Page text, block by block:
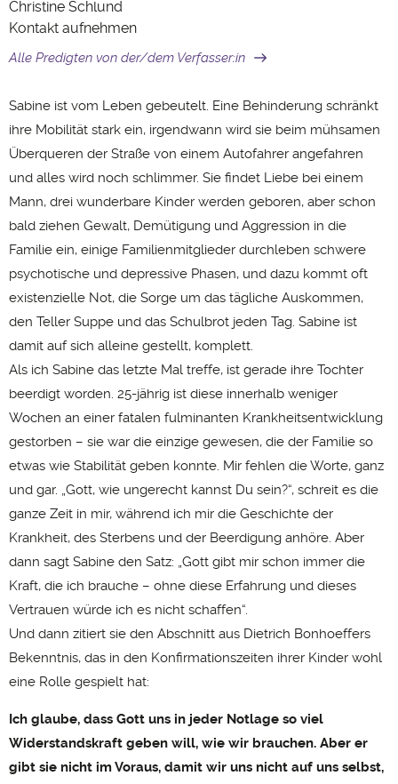
Christine Schlund
Kontakt aufnehmen
Alle Predigten von der/dem Verfasser:in
Sabine ist vom Leben gebeutelt. Eine Behinderung schränkt
ihre Mobilität stark ein, irgendwann wird sie beim mühsamen
Überqueren der Straße von einem Autofahrer angefahren
und alles wird noch schlimmer. Sie findet Liebe bei einem
Mann, drei wunderbare Kinder werden geboren, aber schon
bald ziehen Gewalt, Demütigung und Aggression in die
Familie ein, einige Familienmitglieder durchleben schwere
psychotische und depressive Phasen, und dazu kommt oft
existenzielle Not, die Sorge um das tägliche Auskommen,
den Teller Suppe und das Schulbrot jeden Tag. Sabine ist
damit auf sich alleine gestellt, komplett.
Als ich Sabine das letzte Mal treffe, ist gerade ihre Tochter
beerdigt worden. 25-jährig ist diese innerhalb weniger
Wochen an einer fatalen fulminanten Krankheitsentwicklung
gestorben – sie war die einzige gewesen, die der Familie so
etwas wie Stabilität geben konnte. Mir fehlen die Worte, ganz
und gar. „Gott, wie ungerecht kannst Du sein?“, schreit es die
ganze Zeit in mir, während ich mir die Geschichte der
Krankheit, des Sterbens und der Beerdigung anhöre. Aber
dann sagt Sabine den Satz: „Gott gibt mir schon immer die
Kraft, die ich brauche – ohne diese Erfahrung und dieses
Vertrauen würde ich es nicht schaffen“.
Und dann zitiert sie den Abschnitt aus Dietrich Bonhoeffers
Bekenntnis, das in den Konfirmationszeiten ihrer Kinder wohl
eine Rolle gespielt hat:
Ich glaube, dass Gott uns in jeder Notlage so viel
Widerstandskraft geben will, wie wir brauchen. Aber er
gibt sie nicht im Voraus, damit wir uns nicht auf uns selbst,